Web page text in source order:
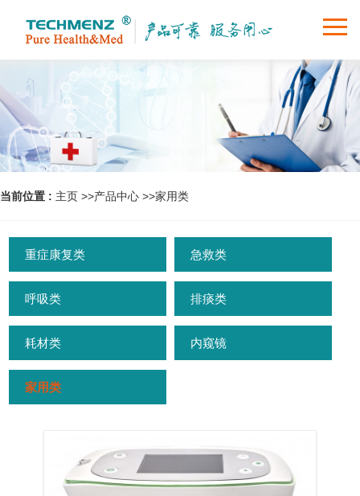
新闻动态
服务支持
联系我们
当前位置 : 主页 >>产品中心 >>家用类
重症康复类 急救类
呼吸类 排痰类
耗材类 内窥镜
家用类